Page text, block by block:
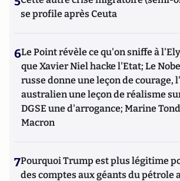
se profile après Ceuta
6Le Point révèle ce qu'on sniffe à
que Xavier Niel hacke l'Etat; Le
russe donne une leçon de courage,
australien une leçon de réalisme
DGSE une d'arrogance; Marine
Macron
7Pourquoi Trump est plus légitime
des comptes aux géants du pétrole